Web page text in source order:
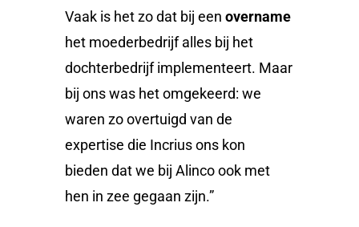
Vaak is het zo dat bij een overname
het moederbedrijf alles bij het
dochterbedrijf implementeert. Maar
bij ons was het omgekeerd: we
waren zo overtuigd van de
expertise die Incrius ons kon
bieden dat we bij Alinco ook met
hen in zee gegaan zijn.”